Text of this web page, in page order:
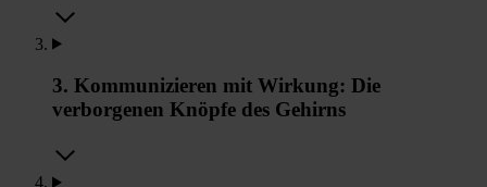
3. Kommunizieren mit Wirkung: Die
verborgenen Knöpfe des Gehirns